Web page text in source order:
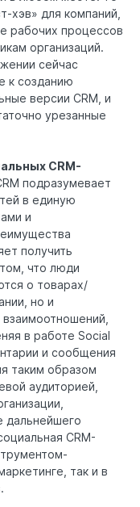
хэв» для компаний,
рабочих процессов
организаций.
сейчас
к созданию
версии CRM, и
урезанные
CRM-
подразумевает
в единую
и
получить
что люди
о товарах/
но и
в работе Social
и сообщения
таким образом
аудиторией,
дальнейшего
CRM-
так и в